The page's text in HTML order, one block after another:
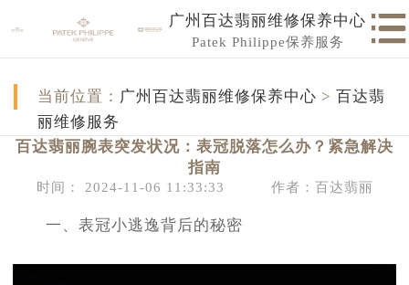
广州百达翡丽维修保养中心
Patek Philippe保养服务
当前位置： 广州百达翡丽维修保养中心 > 百达翡
丽维修服务
百达翡丽腕表突发状况：表冠脱落怎么办？紧急解决
指南
时间： 2024-11-06 11:33:33 作者：百达翡丽
一、表冠小逃逸背后的秘密